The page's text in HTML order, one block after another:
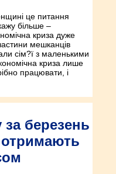
це питання
більше –
криза дуже
мешканців
сім?ї з маленькими
криза лише
працювати, і
за березень